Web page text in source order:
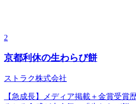
2
京都利休の生わらび餅
ストラク株式会社
【急成長】メディア掲載＋金賞受賞